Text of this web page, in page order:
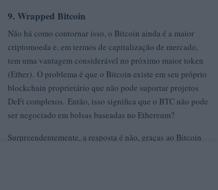
9. Wrapped Bitcoin
Não há como contornar isso, o Bitcoin ainda é a maior
criptomoeda e, em termos de capitalização de mercado,
tem uma vantagem considerável no próximo maior token
(Ether). O problema é que o Bitcoin existe em seu próprio
blockchain proprietário que não pode suportar projetos
DeFi complexos. Então, isso significa que o BTC não pode
ser negociado em bolsas baseadas no Ethereum?
Surpreendentemente, a resposta é não, graças ao Bitcoin